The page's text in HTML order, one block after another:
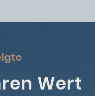
Wert